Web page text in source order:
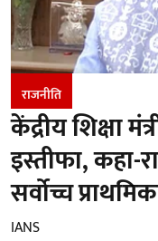
राजनीति
केंद्रीय शिक्षा
इस्तीफा, कहा-
सर्वोच्च
IANS